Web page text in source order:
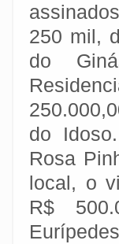
250 mil,
do
do
Rosa
local, o
R$